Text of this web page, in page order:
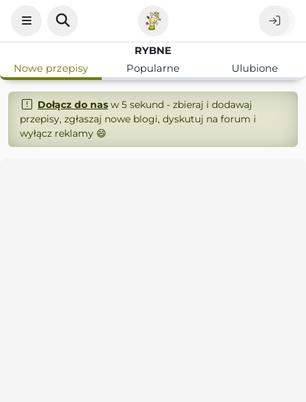
RYBNE
Nowe przepisy
Popularne Ulubione
Dołącz do nasw 5 sekund - zbieraj i dodawaj
przepisy, zgłaszaj nowe blogi, dyskutuj na forum i
wyłącz reklamy 😄